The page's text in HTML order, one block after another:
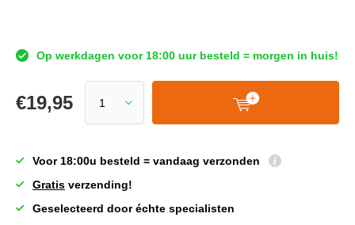
Op werkdagen voor 18:00 uur besteld = morgen in huis!
€19,95
Voor 18:00u besteld = vandaag verzonden
Gratis verzending!
Geselecteerd door échte specialisten